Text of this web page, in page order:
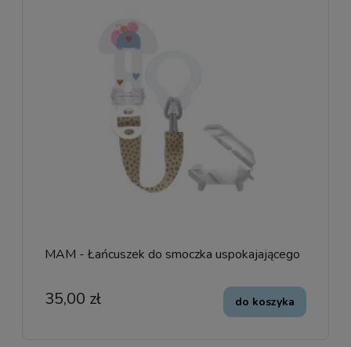
MAM - Łańcuszek do smoczka uspokajającego
35,00 zł do koszyka